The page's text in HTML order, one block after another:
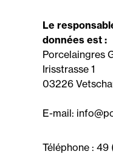
Le
données est :
Porcelaingres
Irisstrasse 1
03226
E-mail:
Téléphone :